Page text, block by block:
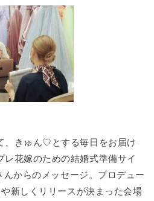
、きゅん♡とする毎日をお届け
花嫁のための結婚式準備サイ
んからのメッセージ。プロデュー
新しくリリースが決まった会場